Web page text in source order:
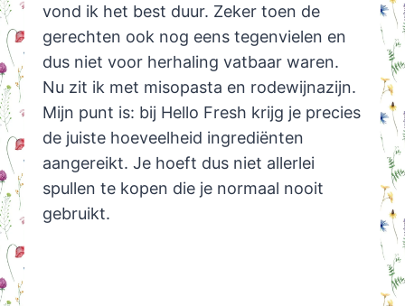
vond ik het best duur. Zeker toen de
gerechten ook nog eens tegenvielen en
dus niet voor herhaling vatbaar waren.
Nu zit ik met misopasta en rodewijnazijn.
Mijn punt is: bij Hello Fresh krijg je precies
de juiste hoeveelheid ingrediënten
aangereikt. Je hoeft dus niet allerlei
spullen te kopen die je normaal nooit
gebruikt.